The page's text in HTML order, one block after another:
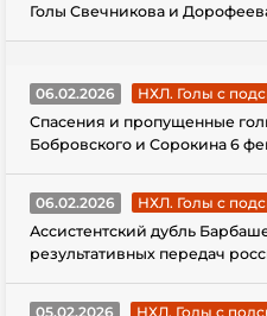
Голы Свечникова и
06.02.2026
НХЛ. Голы с
Спасения и пропущенные
Бобровского и Сорокина 6
06.02.2026
НХЛ. Голы с
Ассистентский дубль
результативных передач
05.02.2026
НХЛ. Голы с